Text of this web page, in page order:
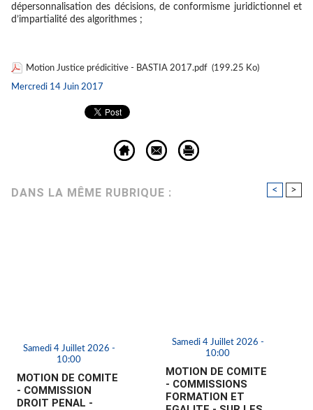
dépersonnalisation des décisions, de conformisme juridictionnel et
d’impartialité des algorithmes ;
Motion Justice prédicitive - BASTIA 2017.pdf (199.25 Ko)
Mercredi 14 Juin 2017
DANS LA MÊME RUBRIQUE : < >
Samedi 4 Juillet 2026 -
10:00
MOTION DE COMITE
- COMMISSION
DROIT PENAL -
Samedi 4 Juillet 2026 -
10:00
MOTION DE COMITE
- COMMISSIONS
FORMATION ET